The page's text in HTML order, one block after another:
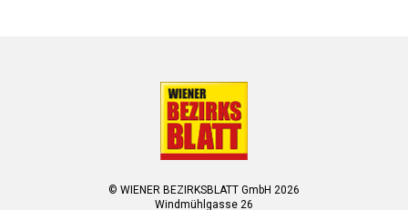
© WIENER BEZIRKSBLATT GmbH 2026
Windmühlgasse 26